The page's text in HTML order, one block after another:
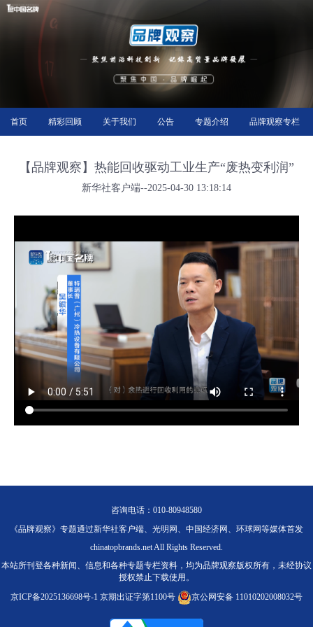
首页 精彩回顾 关于我们 公告 专题介绍 品牌观察专栏
【品牌观察】热能回收驱动工业生产“废热变利润”
新华社客户端--2025-04-30 13:18:14
咨询电话：010-80948580
《品牌观察》专题通过新华社客户端、光明网、中国经济网、环球网等媒体首发
chinatopbrands.net All Rights Reserved.
本站所刊登各种新闻、信息和各种专题专栏资料，均为品牌观察版权所有，未经协议
授权禁止下载使用。
京ICP备2025136698号-1 京期出证字第1100号 京公网安备 11010202008032号